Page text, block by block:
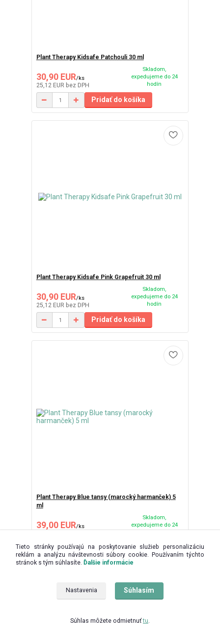
Plant Therapy Kidsafe Patchouli 30 ml
30,90 EUR/ks
25,12 EUR bez DPH
Skladom,
expedujeme do 24
hodín
Pridať do košíka
Plant Therapy Kidsafe Pink Grapefruit 30 ml
30,90 EUR/ks
25,12 EUR bez DPH
Skladom,
expedujeme do 24
hodín
Pridať do košíka
Plant Therapy Blue tansy (marocký harmanček) 5
ml
39,00 EUR/ks
Skladom,
expedujeme do 24
hodín
Pridať do košíka
Tieto stránky používajú na poskytovanie služieb personalizáciu
reklám a analýzu návštevnosti súbory cookie. Používaním týchto
stránok s tým súhlasíte. Ďalšie informácie
Nastavenia Súhlasím
Súhlas môžete odmietnuťtu.